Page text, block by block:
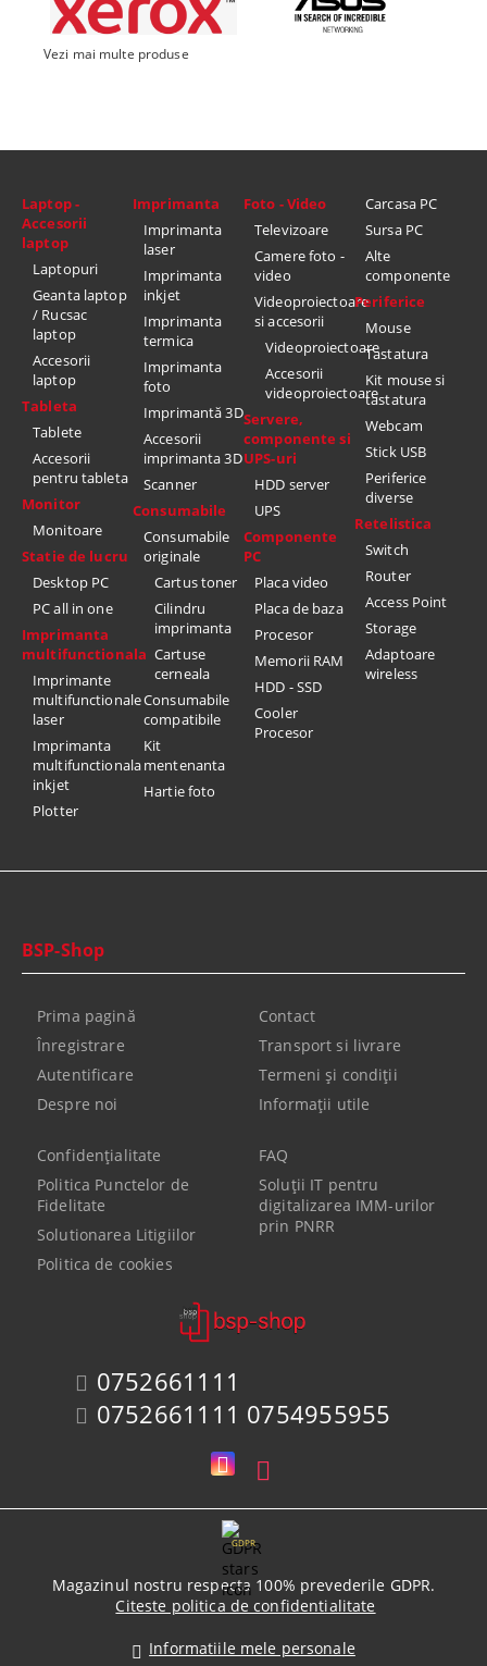
Vezi mai multe produse
Laptop -
Accesorii
laptop
Laptopuri
Geanta laptop
/ Rucsac
laptop
Accesorii
laptop
Tableta
Tablete
Accesorii
pentru tableta
Monitor
Monitoare
Statie de lucru
Desktop PC
PC all in one
Imprimanta
multifunctionala
Imprimante
multifunctionale
laser
Imprimanta
multifunctionala
inkjet
Plotter
Imprimanta
Imprimanta
laser
Imprimanta
inkjet
Imprimanta
termica
Imprimanta
foto
Imprimantă 3D
Accesorii
imprimanta 3D
Scanner
Consumabile
Consumabile
originale
Cartus toner
Cilindru
imprimanta
Cartuse
cerneala
Consumabile
compatibile
Kit
mentenanta
Hartie foto
Foto - Video
Televizoare
Camere foto -
video
Videoproiectoare
si accesorii
Videoproiectoare
Accesorii
videoproiectoare
Servere,
componente si
UPS-uri
HDD server
UPS
Componente
PC
Placa video
Placa de baza
Procesor
Memorii RAM
HDD - SSD
Cooler
Procesor
Carcasa PC
Sursa PC
Alte
componente
Periferice
Mouse
Tastatura
Kit mouse si
tastatura
Webcam
Stick USB
Periferice
diverse
Retelistica
Switch
Router
Access Point
Storage
Adaptoare
wireless
0752661111
0752661111 0754955955
BSP-Shop
Prima pagină
Înregistrare
Autentificare
Despre noi
Contact
Transport si livrare
Termeni şi condiţii
Informaţii utile
Confidenţialitate
Politica Punctelor de
Fidelitate
Solutionarea Litigiilor
Politica de cookies
FAQ
Soluții IT pentru
digitalizarea IMM-urilor
prin PNRR
GDPR
Magazinul nostru respecta 100% prevederile GDPR.
Citeste politica de confidentialitate
Informatiile mele personale